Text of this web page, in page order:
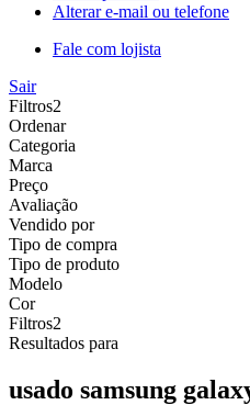
Alterar e-mail ou telefone
Fale com lojista
Sair
Filtros2
Ordenar
Categoria
Marca
Preço
Avaliação
Vendido por
Tipo de compra
Tipo de produto
Modelo
Cor
Filtros2
Resultados para
usado samsung